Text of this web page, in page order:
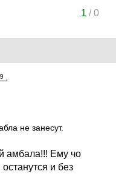
1 /0
не занесут.
амбала!!! Ему чо
и без